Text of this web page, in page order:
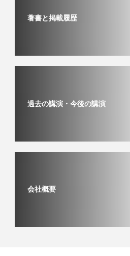
著書と掲載履歴
過去の講演・今後の講演
会社概要